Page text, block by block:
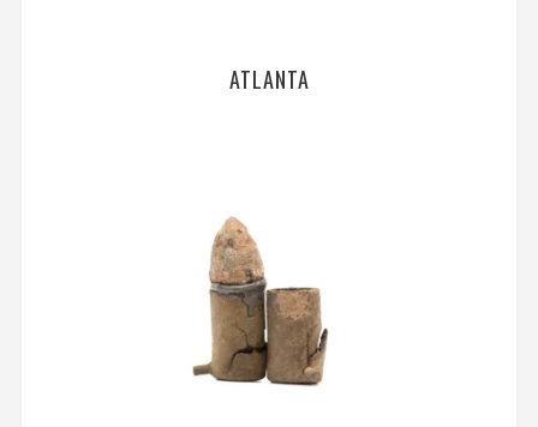
ATLANTA